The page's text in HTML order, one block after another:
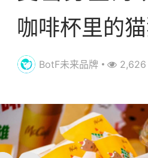
咖啡杯里的
BotF未来品牌 2,626